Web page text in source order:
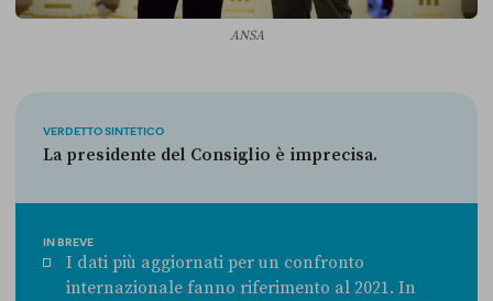
ANSA
VERDETTO SINTETICO
La presidente del Consiglio è imprecisa.
IN BREVE
I dati più aggiornati per un confronto
internazionale fanno riferimento al 2021. In